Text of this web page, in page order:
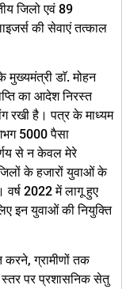
जिलो एवं 89
की सेवाएं तत्काल
मुख्यमंत्री डाॅ. मोहन
का आदेश निरस्त
रखी है। पत्र के माध्यम
5000 पैसा
से न केवल मेरे
के हजारों युवाओं के
वर्ष 2022 में लागू हुए
इन युवाओं की नियुक्ति
करने, ग्रामीणों तक
पर प्रशासनिक सेतु